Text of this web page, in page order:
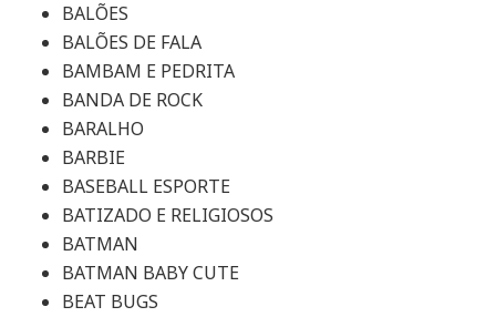
BALÕES
BALÕES DE FALA
BAMBAM E PEDRITA
BANDA DE ROCK
BARALHO
BARBIE
BASEBALL ESPORTE
BATIZADO E RELIGIOSOS
BATMAN
BATMAN BABY CUTE
BEAT BUGS